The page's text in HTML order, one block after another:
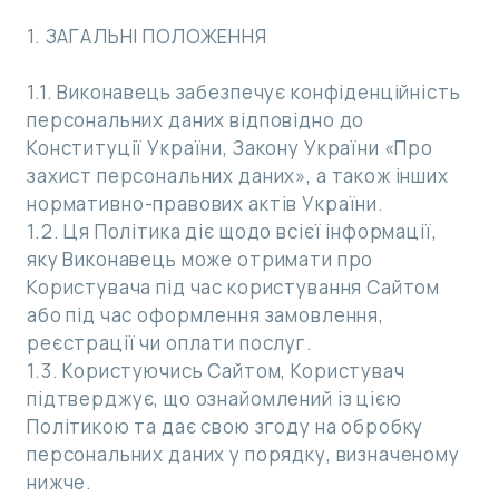
1. ЗАГАЛЬНІ ПОЛОЖЕННЯ
1.1. Виконавець забезпечує конфіденційність
персональних даних відповідно до
Конституції України, Закону України «Про
захист персональних даних», а також інших
нормативно-правових актів України.
1.2. Ця Політика діє щодо всієї інформації,
яку Виконавець може отримати про
Користувача під час користування Сайтом
або під час оформлення замовлення,
реєстрації чи оплати послуг.
1.3. Користуючись Сайтом, Користувач
підтверджує, що ознайомлений із цією
Політикою та дає свою згоду на обробку
персональних даних у порядку, визначеному
нижче.